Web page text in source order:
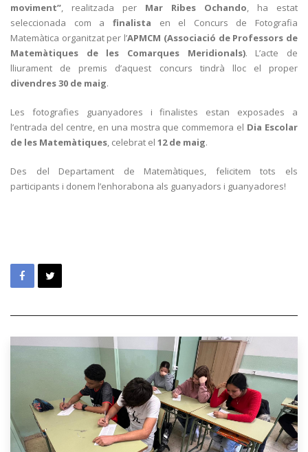
moviment”, realitzada per Mar Ribes Ochando, ha estat
seleccionada com a finalista en el Concurs de Fotografia
Matemàtica organitzat per l’APMCM (Associació de Professors de
Matemàtiques de les Comarques Meridionals). L’acte de
lliurament de premis d’aquest concurs tindrà lloc el proper
divendres 30 de maig.
Les fotografies guanyadores i finalistes estan exposades a
l’entrada del centre, en una mostra que commemora el Dia Escolar
de les Matemàtiques, celebrat el 12 de maig.
Des del Departament de Matemàtiques, felicitem tots els
participants i donem l’enhorabona als guanyadors i guanyadores!